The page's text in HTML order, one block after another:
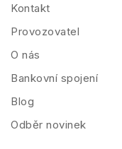
Kontakt
Provozovatel
O nás
Bankovní spojení
Blog
Odběr novinek